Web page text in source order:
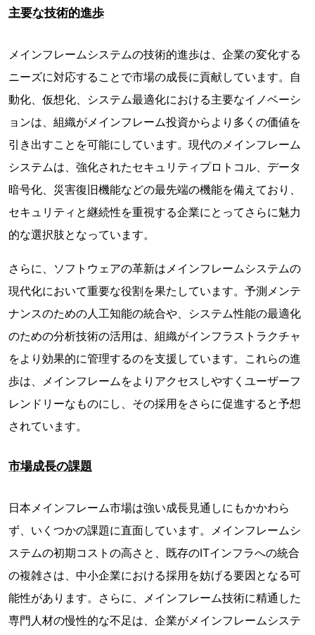
主要な技術的進歩
メインフレームシステムの技術的進歩は、企業の変化する
ニーズに対応することで市場の成長に貢献しています。自
動化、仮想化、システム最適化における主要なイノベーシ
ョンは、組織がメインフレーム投資からより多くの価値を
引き出すことを可能にしています。現代のメインフレーム
システムは、強化されたセキュリティプロトコル、データ
暗号化、災害復旧機能などの最先端の機能を備えており、
セキュリティと継続性を重視する企業にとってさらに魅力
的な選択肢となっています。
さらに、ソフトウェアの革新はメインフレームシステムの
現代化において重要な役割を果たしています。予測メンテ
ナンスのための人工知能の統合や、システム性能の最適化
のための分析技術の活用は、組織がインフラストラクチャ
をより効果的に管理するのを支援しています。これらの進
歩は、メインフレームをよりアクセスしやすくユーザーフ
レンドリーなものにし、その採用をさらに促進すると予想
されています。
市場成長の課題
日本メインフレーム市場は強い成長見通しにもかかわら
ず、いくつかの課題に直面しています。メインフレームシ
ステムの初期コストの高さと、既存のITインフラへの統合
の複雑さは、中小企業における採用を妨げる要因となる可
能性があります。さらに、メインフレーム技術に精通した
専門人材の慢性的な不足は、企業がメインフレームシステ